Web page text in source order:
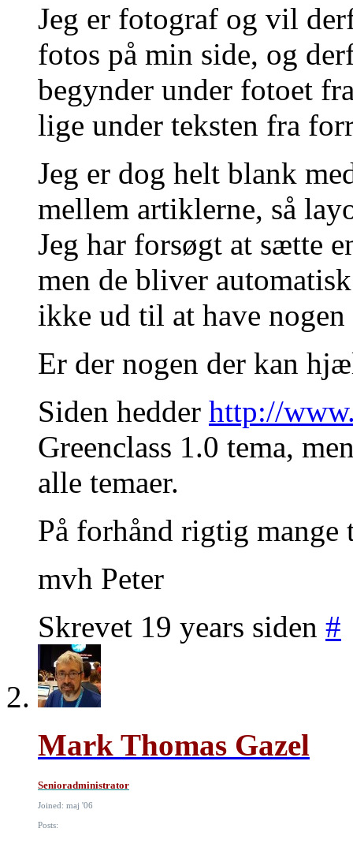
Jeg er fotograf og vil
fotos på min side, og
begynder under fotoet
lige under teksten fra
Jeg er dog helt blank
mellem artiklerne, så
Jeg har forsøgt at sætte
men de bliver
ikke ud til at have
Er der nogen der kan
Siden hedder http://
Greenclass 1.0 tema,
alle temaer.
På forhånd rigtig mange
mvh Peter
Skrevet 19 years siden #
Mark Thomas Gazel
Senioradministrator
Joined: maj '06
Posts: